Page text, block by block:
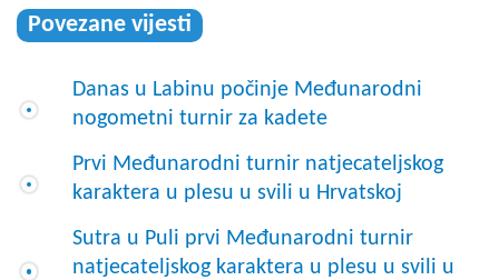
Povezane vijesti
Danas u Labinu počinje Međunarodni
nogometni turnir za kadete
Prvi Međunarodni turnir natjecateljskog
karaktera u plesu u svili u Hrvatskoj
Sutra u Puli prvi Međunarodni turnir
natjecateljskog karaktera u plesu u svili u